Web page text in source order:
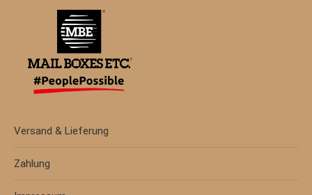
Versand & Lieferung
Zahlung